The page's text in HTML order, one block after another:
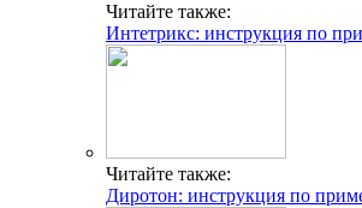
Читайте также:
Интетрикс: инструкция по
Читайте также:
Диротон: инструкция по